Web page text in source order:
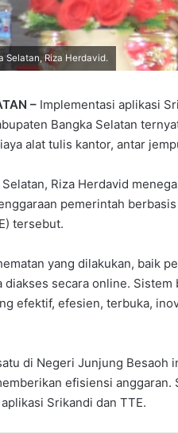
Selatan, Riza Herdavid.
– Implementasi aplikasi
Bangka Selatan
alat tulis kantor, antar
Selatan, Riza Herdavid
pemerintah
tersebut.
yang dilakukan, baik
diakses secara online.
efektif, efesien, terbuka,
di Negeri Junjung Besaoh
efisiensi
Srikandi dan TTE.